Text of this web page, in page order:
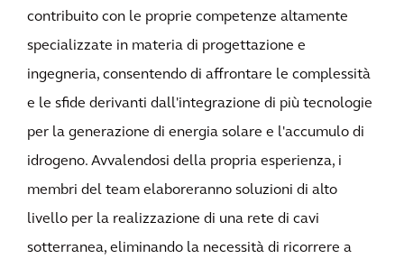
contribuito con le proprie competenze altamente
specializzate in materia di progettazione e
ingegneria, consentendo di affrontare le complessità
e le sfide derivanti dall'integrazione di più tecnologie
per la generazione di energia solare e l'accumulo di
idrogeno. Avvalendosi della propria esperienza, i
membri del team elaboreranno soluzioni di alto
livello per la realizzazione di una rete di cavi
sotterranea, eliminando la necessità di ricorrere a